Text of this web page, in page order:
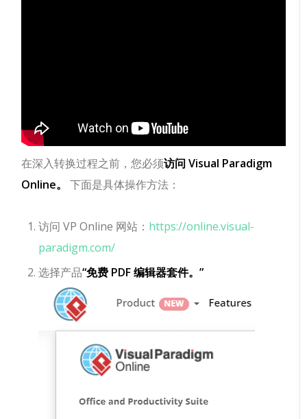
在深入转换过程之前，您必须访问 Visual Paradigm
Online。
下面是具体操作方法：
访问 VP Online 网站： https://online.visual-
paradigm.com/
选择产品“免费 PDF 编辑器套件。”